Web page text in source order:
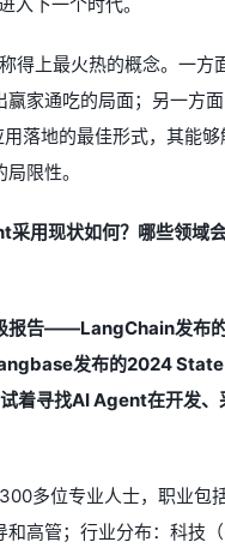
得上最火热的概念。一方
赢家通吃的局面；另一方
落地的最佳形式，其能够
限性。
用现状如何？哪些领域
报告——LangChain发布
发布的2024
着寻找AI Agent在开发、
多位专业人士，职业包括
高管；行业分布：科技（